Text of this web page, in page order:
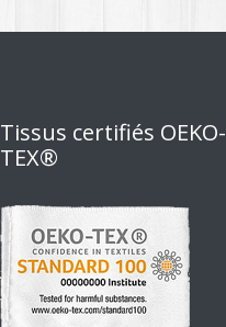
Tissus certifiés OEKO-
TEX®